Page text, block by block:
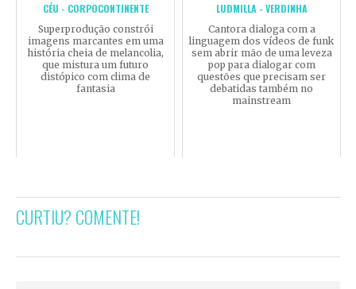
CÉU - CORPOCONTINENTE
Superprodução constrói
imagens marcantes em uma
história cheia de melancolia,
que mistura um futuro
distópico com clima de
fantasia
LUDMILLA - VERDINHA
Cantora dialoga com a
linguagem dos vídeos de funk
sem abrir mão de uma leveza
pop para dialogar com
questões que precisam ser
debatidas também no
mainstream
CURTIU? COMENTE!